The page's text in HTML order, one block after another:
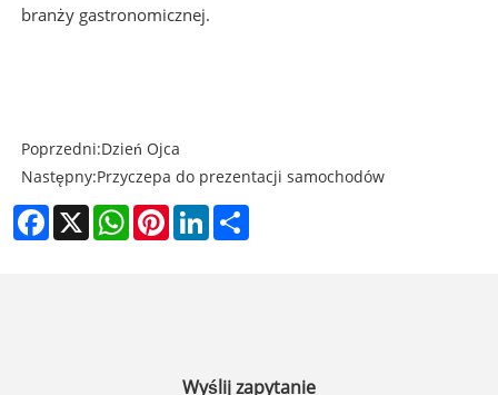
branży gastronomicznej.
Poprzedni:Dzień Ojca
Następny:Przyczepa do prezentacji samochodów
Facebook
X WhatsAppPinterestLinkedIn
Wyślij zapytanie